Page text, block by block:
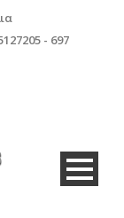
- 697